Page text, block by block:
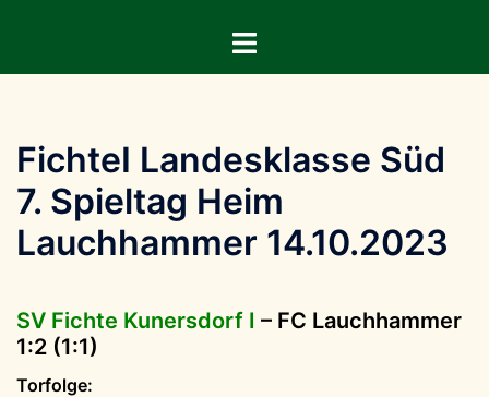
springen
Menü
FichteI Landesklasse Süd
7. Spieltag Heim
Lauchhammer 14.10.2023
SV Fichte Kunersdorf I – FC Lauchhammer
1:2 (1:1)
Torfolge: